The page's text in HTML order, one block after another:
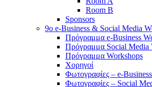
Room B
Sponsors
9o e-Business & Social Media
Πρόγραμμα e-Business
Πρόγραμμα Social Media
Πρόγραμμα Workshops
Χορηγοί
Φωτογραφίες – e-
Φωτογραφίες – Social